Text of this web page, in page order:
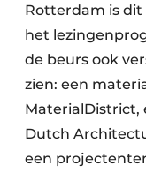
Rotterdam is dit
het
de beurs ook
zien: een
MaterialDistrict,
Dutch
een